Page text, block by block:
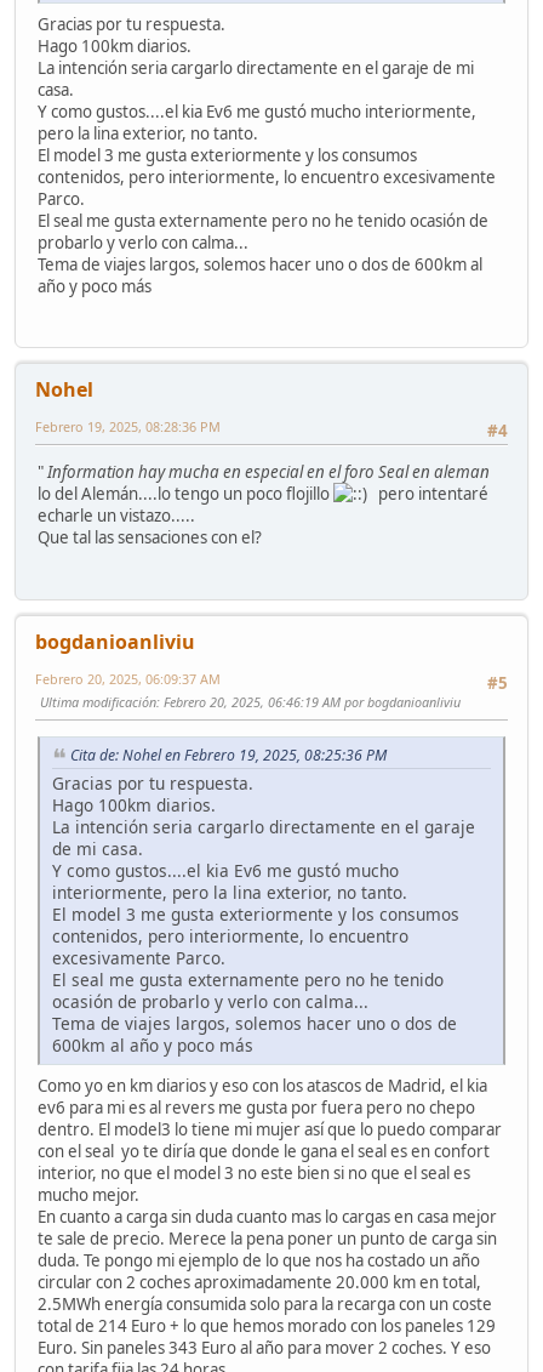
Gracias por tu respuesta.
Hago 100km diarios.
La intención seria cargarlo directamente en el garaje de mi
casa.
Y como gustos....el kia Ev6 me gustó mucho interiormente,
pero la lina exterior, no tanto.
El model 3 me gusta exteriormente y los consumos
contenidos, pero interiormente, lo encuentro excesivamente
Parco.
El seal me gusta externamente pero no he tenido ocasión de
probarlo y verlo con calma...
Tema de viajes largos, solemos hacer uno o dos de 600km al
año y poco más
Nohel
#4
Febrero 19, 2025, 08:28:36 PM
"Information hay mucha en especial en el foro Seal en aleman
lo del Alemán....lo tengo un poco flojillo
pero intentaré
echarle un vistazo.....
Que tal las sensaciones con el?
bogdanioanliviu
#5
Febrero 20, 2025, 06:09:37 AM
Ultima modificación: Febrero 20, 2025, 06:46:19 AM por bogdanioanliviu
Cita de: Nohel en Febrero 19, 2025, 08:25:36 PM
Gracias por tu respuesta.
Hago 100km diarios.
La intención seria cargarlo directamente en el garaje
de mi casa.
Y como gustos....el kia Ev6 me gustó mucho
interiormente, pero la lina exterior, no tanto.
El model 3 me gusta exteriormente y los consumos
contenidos, pero interiormente, lo encuentro
excesivamente Parco.
El seal me gusta externamente pero no he tenido
ocasión de probarlo y verlo con calma...
Tema de viajes largos, solemos hacer uno o dos de
600km al año y poco más
Como yo en km diarios y eso con los atascos de Madrid, el kia
ev6 para mi es al revers me gusta por fuera pero no chepo
dentro. El model3 lo tiene mi mujer así que lo puedo comparar
con el seal yo te diría que donde le gana el seal es en confort
interior, no que el model 3 no este bien si no que el seal es
mucho mejor.
En cuanto a carga sin duda cuanto mas lo cargas en casa mejor
te sale de precio. Merece la pena poner un punto de carga sin
duda. Te pongo mi ejemplo de lo que nos ha costado un año
circular con 2 coches aproximadamente 20.000 km en total,
2.5MWh energía consumida solo para la recarga con un coste
total de 214 Euro + lo que hemos morado con los paneles 129
Euro. Sin paneles 343 Euro al año para mover 2 coches. Y eso